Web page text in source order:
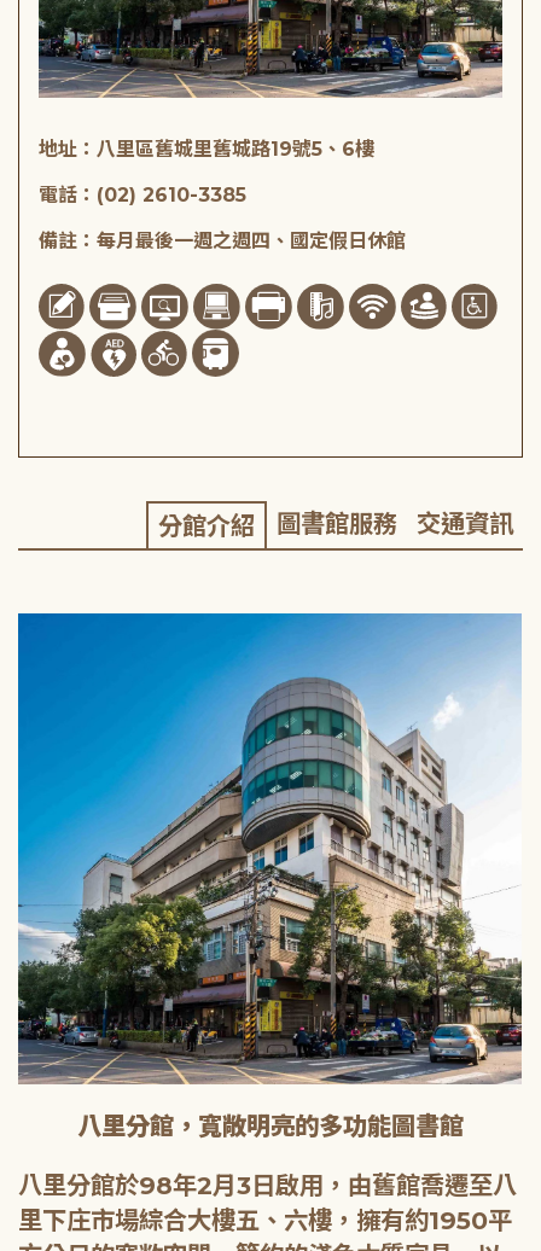
地址：八里區舊城里舊城路19號5、6樓
電話：(02) 2610-3385
備註：每月最後一週之週四、國定假日休館
分館介紹 圖書館服務 交通資訊
八里分館，寬敞明亮的多功能圖書館
八里分館於98年2月3日啟用，由舊館喬遷至八
里下庄市場綜合大樓五、六樓，擁有約1950平